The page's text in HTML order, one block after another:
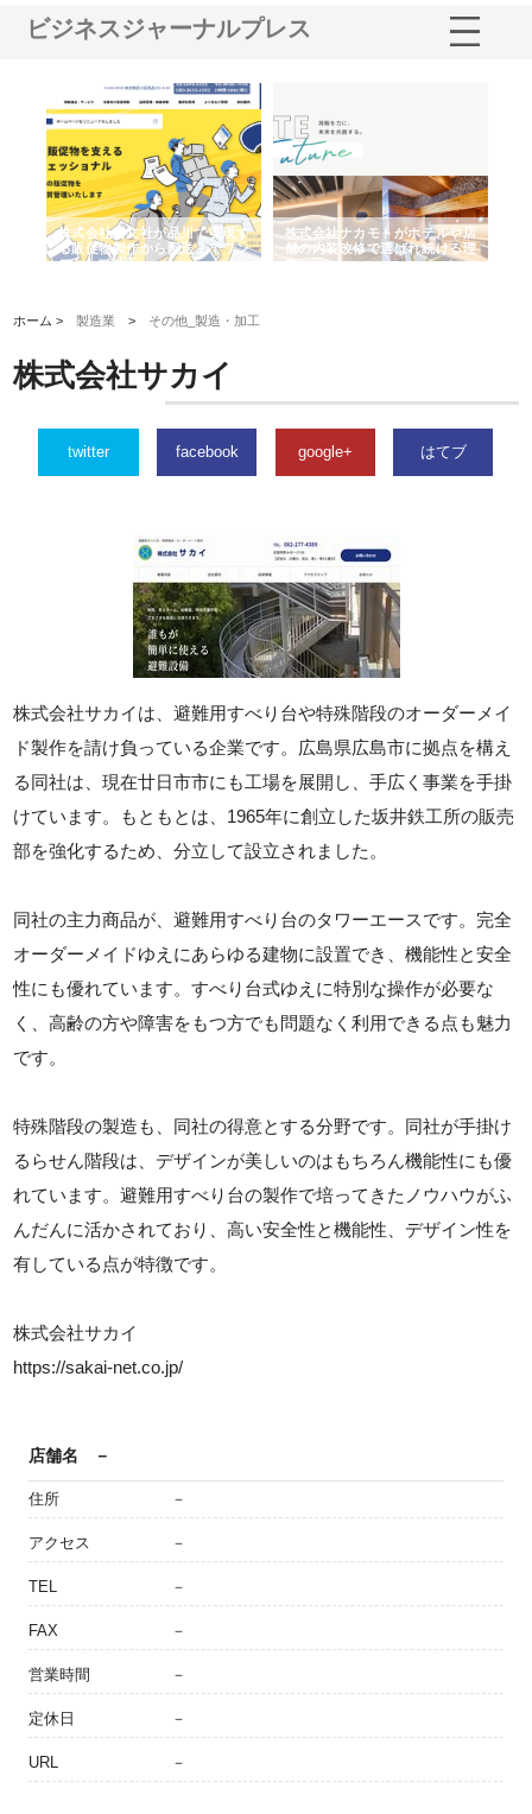
ビジネスジャーナルプレス
株式会社耕文社が品川で実現す
る販促物製作から配送までワン
ストップ対応
株式会社ナカモトがホテルや店
舗の内装改修で選ばれ続ける理
由
ホーム >製造業 > その他_製造・加工
株式会社サカイ
twitter facebook google+ はてブ
株式会社サカイは、避難用すべり台や特殊階段のオーダーメイ
ド製作を請け負っている企業です。広島県広島市に拠点を構え
る同社は、現在廿日市市にも工場を展開し、手広く事業を手掛
けています。もともとは、1965年に創立した坂井鉄工所の販売
部を強化するため、分立して設立されました。
同社の主力商品が、避難用すべり台のタワーエースです。完全
オーダーメイドゆえにあらゆる建物に設置でき、機能性と安全
性にも優れています。すべり台式ゆえに特別な操作が必要な
く、高齢の方や障害をもつ方でも問題なく利用できる点も魅力
です。
特殊階段の製造も、同社の得意とする分野です。同社が手掛け
るらせん階段は、デザインが美しいのはもちろん機能性にも優
れています。避難用すべり台の製作で培ってきたノウハウがふ
んだんに活かされており、高い安全性と機能性、デザイン性を
有している点が特徴です。
株式会社サカイ
https://sakai-net.co.jp/
店舗名 －
住所 －
アクセス －
TEL －
FAX －
営業時間 －
定休日 －
URL －